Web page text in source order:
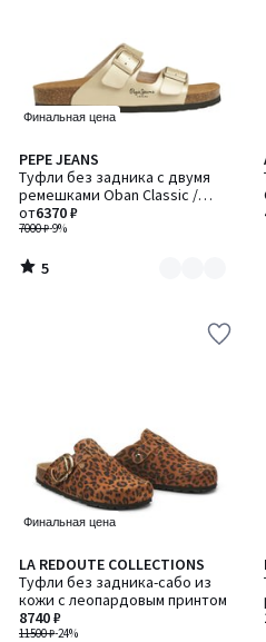
Финальная цена
PEPE JEANS
Туфли без задника с двумя
ремешками Oban Classic /
Обан Классик
7000 ₽-9%
от6370 ₽
5
/
5
Количество
цветов:
2
5
/
Финальная цена
LA REDOUTE COLLECTIONS
Туфли без задника-сабо из
кожи с леопардовым принтом
11500 ₽-24%
8740 ₽
3,5
/ 5